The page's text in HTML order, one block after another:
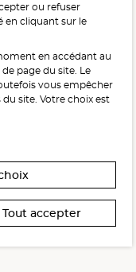
alcooliques
18 ans
exigée au moment
1 ET L. 3353-3
ou refuser
en cliquant sur le
en accédant au
page du site. Le
vous empêcher
site. Votre choix est
Tout accepter